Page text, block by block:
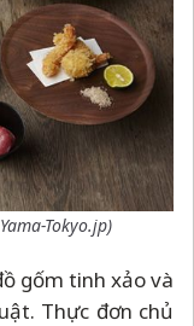
Tokyo.jp)
gốm tinh xảo và
Thực đơn chủ